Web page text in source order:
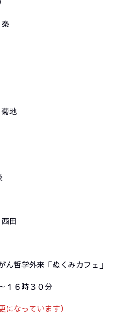
地
田
学外来「ぬくみカフェ」
１６時３０分
なっています）